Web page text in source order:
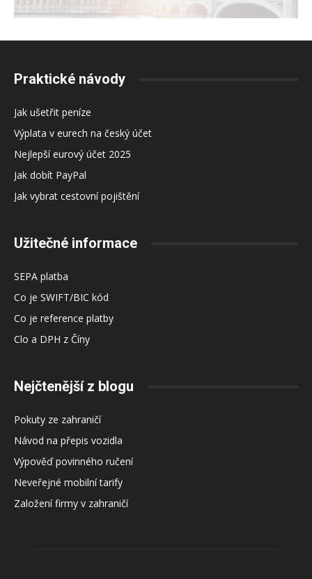
Praktické návody
Jak ušetřit peníze
Výplata v eurech na český účet
Nejlepší eurový účet 2025
Jak dobít PayPal
Jak vybrat cestovní pojištění
Užitečné informace
SEPA platba
Co je SWIFT/BIC kód
Co je reference platby
Clo a DPH z Číny
Nejčtenější z blogu
Pokuty ze zahraničí
Návod na přepis vozidla
Výpověď povinného ručení
Neveřejné mobilní tarify
Založení firmy v zahraničí